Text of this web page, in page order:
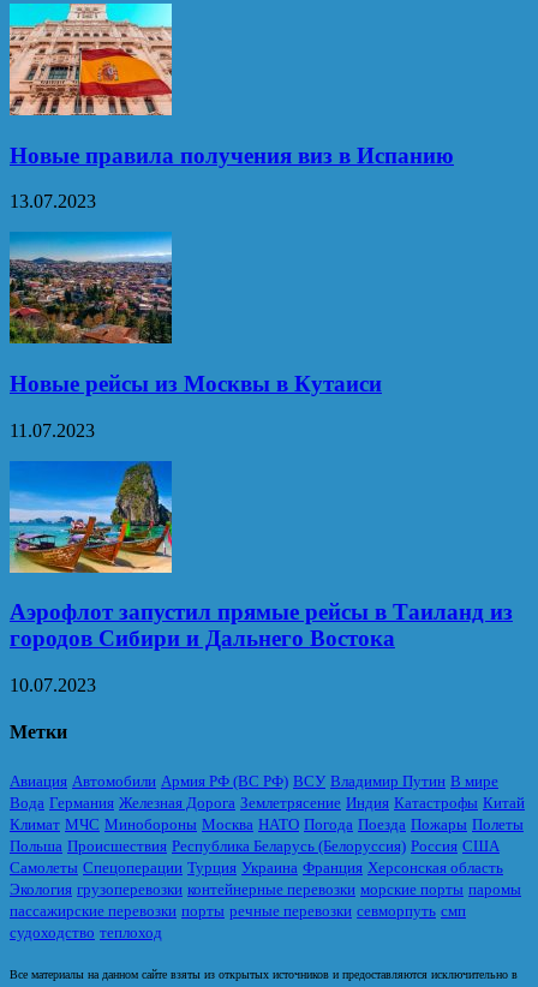
Новые правила получения виз в Испанию
13.07.2023
Новые рейсы из Москвы в Кутаиси
11.07.2023
Аэрофлот запустил прямые рейсы в Таиланд из
городов Сибири и Дальнего Востока
10.07.2023
Метки
Авиация Автомобили Армия РФ (ВС РФ) ВСУ Владимир Путин В мире
Вода Германия Железная Дорога Землетрясение Индия Катастрофы Китай
Климат МЧС Минобороны Москва НАТО Погода Поезда Пожары Полеты
Польша Происшествия Республика Беларусь (Белоруссия) Россия США
Самолеты Спецоперации Турция Украина Франция Херсонская область
Экология грузоперевозки контейнерные перевозки морские порты паромы
пассажирские перевозки порты речные перевозки севморпуть смп
судоходство теплоход
Все материалы на данном сайте взяты из открытых источников и предоставляются исключительно в